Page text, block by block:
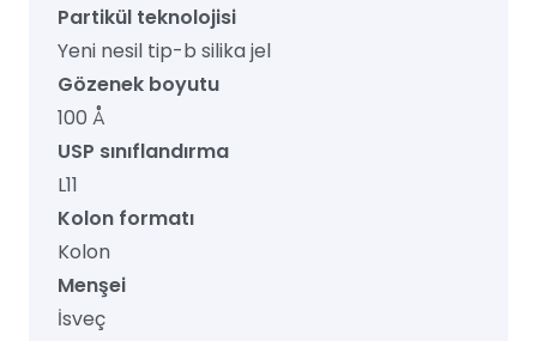
Partikül teknolojisi
Yeni nesil tip-b silika jel
Gözenek boyutu
100 Å
USP sınıflandırma
L11
Kolon formatı
Kolon
Menşei
İsveç